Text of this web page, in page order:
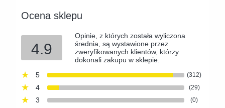
Ocena sklepu
4.9
Opinie, z których została wyliczona
średnia, są wystawione przez
zweryfikowanych klientów, którzy
dokonali zakupu w sklepie.
5
(312)
4 (29)
3 (0)